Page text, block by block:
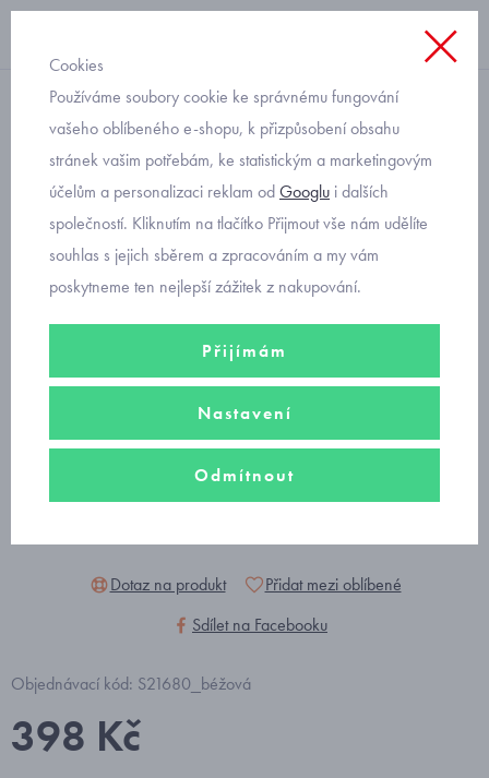
dlouhý rukáv
triko s otevíracími okénky
Mayoral 2097-64
Dotaz na produkt
Přidat mezi oblíbené
Sdílet na Facebooku
Objednávací kód: S21680_béžová
398 Kč
Cookies
Používáme soubory cookie ke správnému fungování
vašeho oblíbeného e-shopu, k přizpůsobení obsahu
stránek vašim potřebám, ke statistickým a marketingovým
účelům a personalizaci reklam odGooglu i dalších
společností. Kliknutím na tlačítko Přijmout vše nám udělíte
souhlas s jejich sběrem a zpracováním a my vám
poskytneme ten nejlepší zážitek z nakupování.
Přijímám
Nastavení
Odmítnout